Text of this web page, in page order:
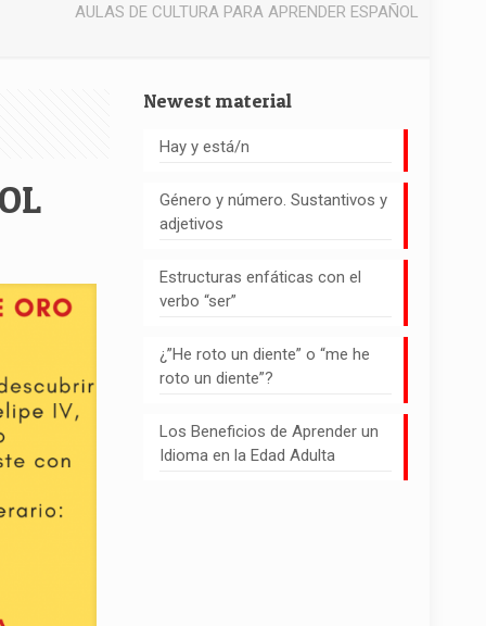
AULAS DE CULTURA PARA APRENDER ESPAÑOL
Newest material
Hay y está/n
Género y número. Sustantivos y
adjetivos
Estructuras enfáticas con el
verbo “ser”
¿”He roto un diente” o “me he
roto un diente”?
Los Beneficios de Aprender un
Idioma en la Edad Adulta